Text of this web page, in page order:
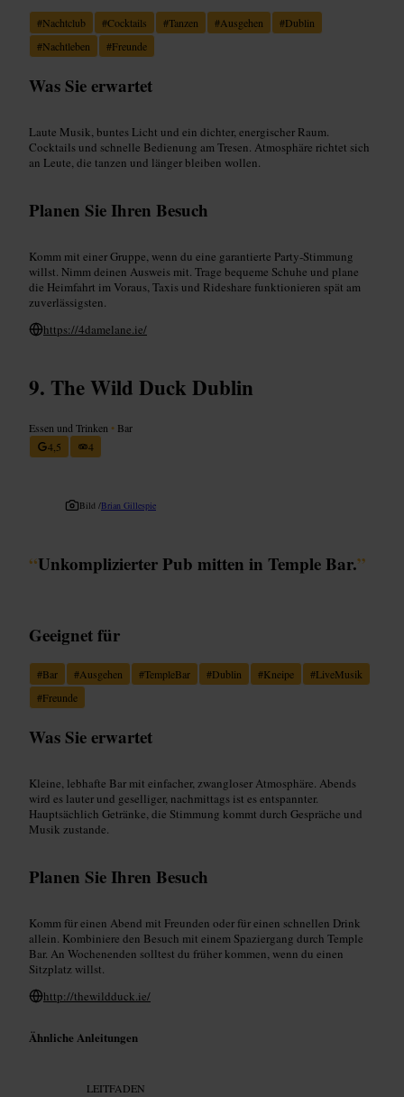
#Nachtclub #Cocktails #Tanzen #Ausgehen #Dublin
#Nachtleben #Freunde
Was Sie erwartet
Laute Musik, buntes Licht und ein dichter, energischer Raum.
Cocktails und schnelle Bedienung am Tresen. Atmosphäre richtet sich
an Leute, die tanzen und länger bleiben wollen.
Planen Sie Ihren Besuch
Komm mit einer Gruppe, wenn du eine garantierte Party‑Stimmung
willst. Nimm deinen Ausweis mit. Trage bequeme Schuhe und plane
die Heimfahrt im Voraus, Taxis und Rideshare funktionieren spät am
zuverlässigsten.
https://4damelane.ie/
The Wild Duck Dublin
Essen und Trinken • Bar
4,5
4
Bild /Brian Gillespie
“Unkomplizierter Pub mitten in Temple Bar.”
Geeignet für
#Bar #Ausgehen #TempleBar #Dublin #Kneipe #LiveMusik
#Freunde
Was Sie erwartet
Kleine, lebhafte Bar mit einfacher, zwangloser Atmosphäre. Abends
wird es lauter und geselliger, nachmittags ist es entspannter.
Hauptsächlich Getränke, die Stimmung kommt durch Gespräche und
Musik zustande.
Planen Sie Ihren Besuch
Komm für einen Abend mit Freunden oder für einen schnellen Drink
allein. Kombiniere den Besuch mit einem Spaziergang durch Temple
Bar. An Wochenenden solltest du früher kommen, wenn du einen
Sitzplatz willst.
http://thewildduck.ie/
Ähnliche Anleitungen
LEITFADEN